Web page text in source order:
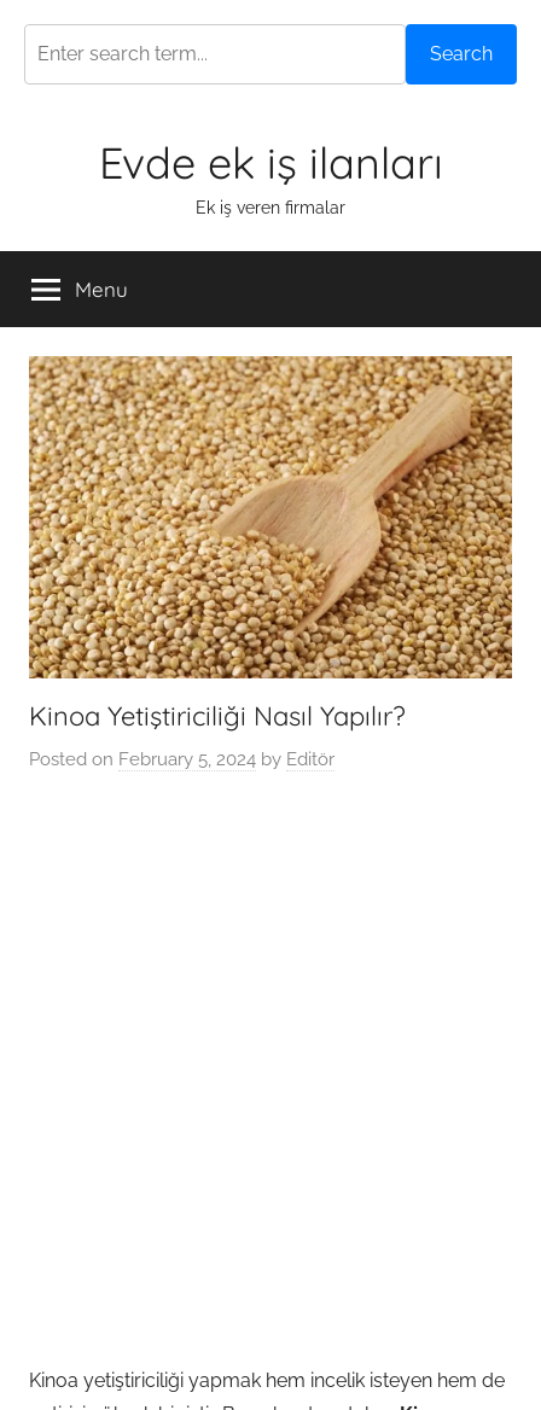
Search
Evde ek iş ilanları
Ek iş veren firmalar
Menu
Kinoa Yetiştiriciliği Nasıl Yapılır?
Posted on February 5, 2024 by Editör
Kinoa yetiştiriciliği yapmak hem incelik isteyen hem de